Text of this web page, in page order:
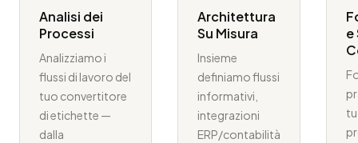
Analisi dei
Processi
Analizziamo i
flussi di lavoro del
tuo convertitore
di etichette —
dalla
Architettura
Su Misura
Insieme
definiamo flussi
informativi,
integrazioni
ERP/contabilità
e